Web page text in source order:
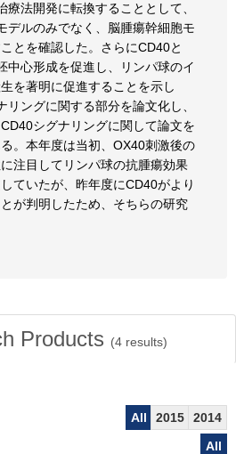
法開発に転換することとして、
デルのみでなく、脳腫瘍幹細胞モ
とを確認した。さらにCD40と
中心形成を促進し、リンパ球のイ
を著明に促進することを示し
ングに関する部分を論文化し、
シグナリングに関して論文を
。本年度は当初、OX40刺激後の
注目してリンパ球の抗腫瘍効果
ていたが、昨年度にCD40がより
が判明したため、そちらの研究
Products (4results)
All 2015
2014
All